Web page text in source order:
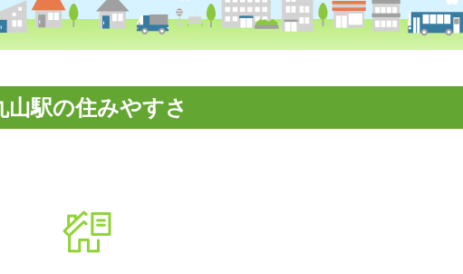
山駅の住みやすさ